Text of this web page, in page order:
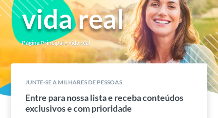
vida real
Página Principal» vida real
JUNTE-SE A MILHARES DE PESSOAS
Entre para nossa lista e receba conteúdos
exclusivos e com prioridade